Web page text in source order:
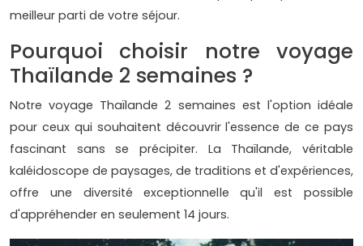
meilleur parti de votre séjour.
Pourquoi choisir notre voyage
Thaïlande 2 semaines ?
Notre voyage Thaïlande 2 semaines est l'option idéale
pour ceux qui souhaitent découvrir l'essence de ce pays
fascinant sans se précipiter. La Thaïlande, véritable
kaléidoscope de paysages, de traditions et d'expériences,
offre une diversité exceptionnelle qu'il est possible
d'appréhender en seulement 14 jours.